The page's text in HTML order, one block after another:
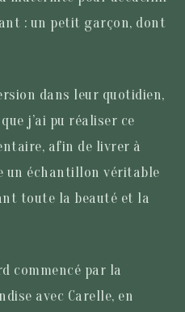
: un petit garçon, dont
dans leur quotidien,
j’ai pu réaliser ce
afin de livrer à
un échantillon véritable
toute la beauté et la
commencé par la
avec Carelle, en